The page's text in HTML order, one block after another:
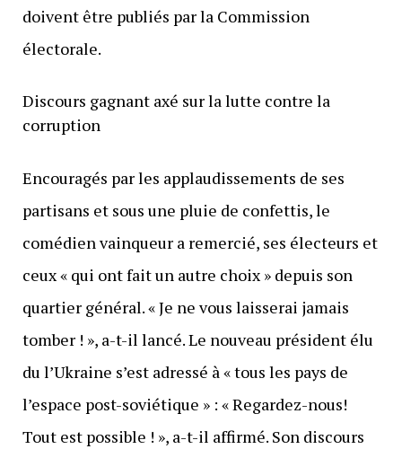
doivent être publiés par la Commission
électorale.
Discours gagnant axé sur la lutte contre la
corruption
Encouragés par les applaudissements de ses
partisans et sous une pluie de confettis, le
comédien vainqueur a remercié, ses électeurs et
ceux « qui ont fait un autre choix » depuis son
quartier général. « Je ne vous laisserai jamais
tomber ! », a-t-il lancé. Le nouveau président élu
du l’Ukraine s’est adressé à « tous les pays de
l’espace post-soviétique » : « Regardez-nous!
Tout est possible ! », a-t-il affirmé. Son discours